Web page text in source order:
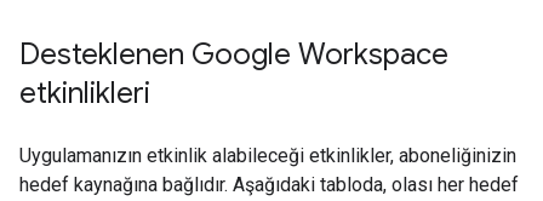
Desteklenen Google Workspace
etkinlikleri
Uygulamanızın etkinlik alabileceği etkinlikler, aboneliğinizin
hedef kaynağına bağlıdır. Aşağıdaki tabloda, olası her hedef